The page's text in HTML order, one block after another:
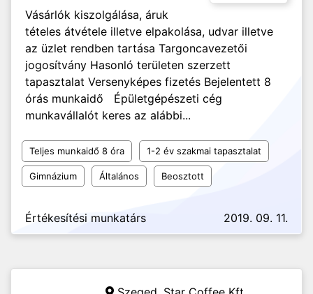
Vásárlók kiszolgálása, áruk
tételes átvétele illetve elpakolása, udvar illetve
az üzlet rendben tartása Targoncavezetői
jogosítvány Hasonló területen szerzett
tapasztalat Versenyképes fizetés Bejelentett 8
órás munkaidő Épületgépészeti cég
munkavállalót keres az alábbi...
Teljes munkaidő 8 óra 1-2 év szakmai tapasztalat
Gimnázium Általános Beosztott
Értékesítési munkatárs 2019. 09. 11.